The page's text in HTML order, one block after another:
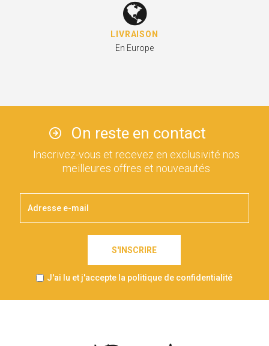
LIVRAISON
En Europe
On reste en contact
Inscrivez-vous et recevez en exclusivité nos
meilleures offres et nouveautés
S'INSCRIRE
J'ai lu et j'accepte la politique de confidentialité